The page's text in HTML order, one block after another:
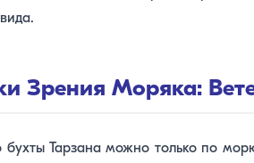
Зрения Моряка:
бухты Тарзана можно только по